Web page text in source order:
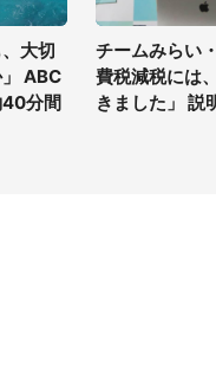
大切
ABC
40分間
チームみらい
費税減税には
きました」 説